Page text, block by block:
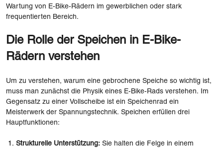
Wartung von E-Bike-Rädern im gewerblichen oder stark
frequentierten Bereich.
Die Rolle der Speichen in E-Bike-
Rädern verstehen
Um zu verstehen, warum eine gebrochene Speiche so wichtig ist,
muss man zunächst die Physik eines E-Bike-Rads verstehen. Im
Gegensatz zu einer Vollscheibe ist ein Speichenrad ein
Meisterwerk der Spannungstechnik. Speichen erfüllen drei
Hauptfunktionen:
Strukturelle Unterstützung: Sie halten die Felge in einem